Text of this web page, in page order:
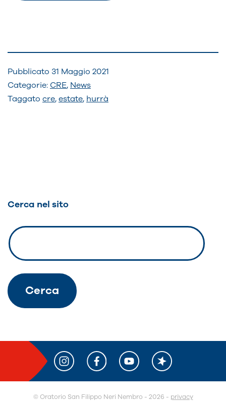
Pubblicato 31 Maggio 2021
Categorie: CRE, News
Taggato cre,estate, hurrà
Cerca nel sito
© Oratorio San Filippo Neri Nembro - 2026 - privacy